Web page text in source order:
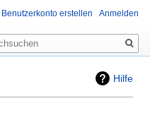
Hilfe
Benutzerkonto erstellen Anmelden